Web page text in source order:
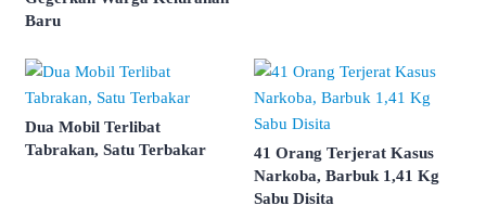
Baru
Dua Mobil Terlibat
Tabrakan, Satu Terbakar
41 Orang Terjerat Kasus
Narkoba, Barbuk 1,41 Kg
Sabu Disita